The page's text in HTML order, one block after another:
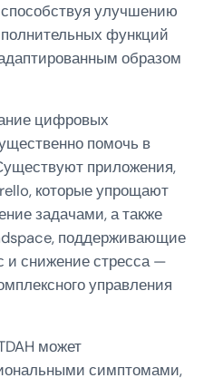
улучшению
функций
образом
цифровых
помочь в
приложения,
которые упрощают
задачами, а также
поддерживающие
и снижение стресса —
управления
может
симптомами,